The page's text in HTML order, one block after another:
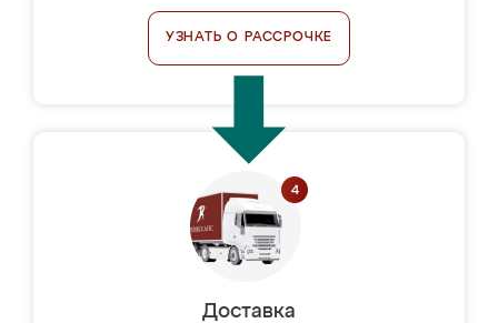
УЗНАТЬ О РАССРОЧКЕ
Доставка